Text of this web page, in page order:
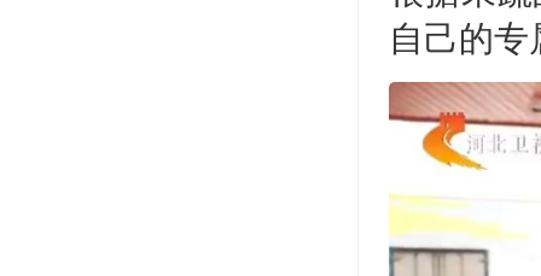
自己的